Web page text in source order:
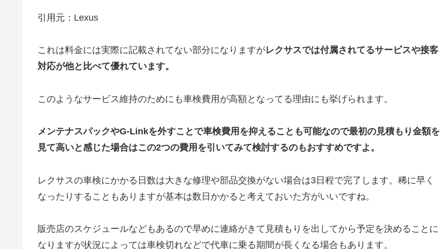
引用元：Lexus
これは料金には実際に記載されてない部分になりますがレクサスでは付属されてるサービスや接客
対応が他と比べて優れています。
このようなサービス維持のためにも車検費用が高額となってる理由にも挙げられます。
メンテナスパックやG-Linkを外すことで車検費用を抑えることも可能なので最初の見積もり金額を
見て高いと感じた場合はこの2つの費用を引いてみて検討するのもおすすめですよ。
レクサスの車検にかかる日数は大きな修理や部品交換がない場合は3日程で完了します。稀に早く
なったりすることもありますが基本は数日かかると考えておいた方がいいですね。
販売店のスケジュールなどもあるので早めに連絡がきて見積もりを出してから予定を決めることに
なりますが状況によっては車検切れなどで代車に乗る期間が長くなる場合もあります。